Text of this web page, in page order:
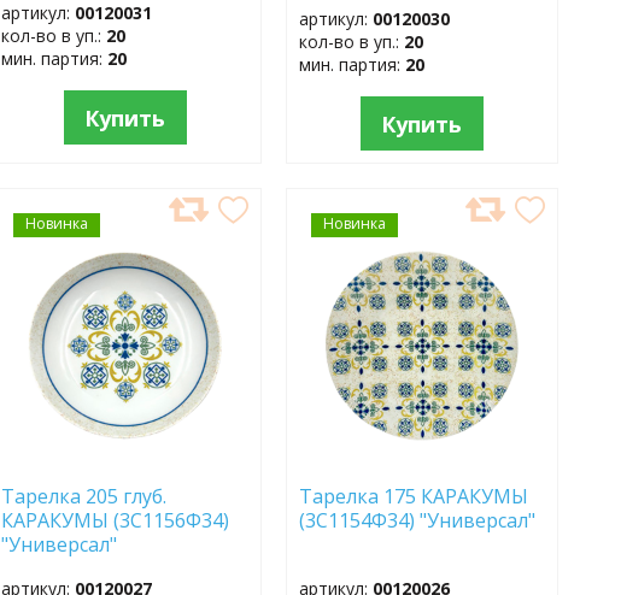
артикул: 00120031
кол-во в уп.: 20
мин. партия: 20
Купить
артикул: 00120030
кол-во в уп.: 20
мин. партия: 20
Купить
Новинка
ДОБАВИТЬ
В
ИЗБРАННОЕ
Тарелка 205 глуб.
КАРАКУМЫ (3С1156Ф34)
"Универсал"
артикул: 00120027
Новинка
ДОБАВИТЬ
В
ИЗБРАННОЕ
Тарелка 175 КАРАКУМЫ
(3С1154Ф34) "Универсал"
артикул: 00120026